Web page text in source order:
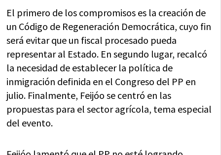
El primero de los compromisos es la creación de
un Código de Regeneración Democrática, cuyo fin
será evitar que un fiscal procesado pueda
representar al Estado. En segundo lugar, recalcó
la necesidad de establecer la política de
inmigración definida en el Congreso del PP en
julio. Finalmente, Feijóo se centró en las
propuestas para el sector agrícola, tema especial
del evento.